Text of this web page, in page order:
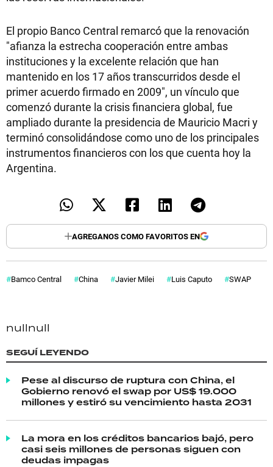
El propio Banco Central remarcó que la renovación
"afianza la estrecha cooperación entre ambas
instituciones y la excelente relación que han
mantenido en los 17 años transcurridos desde el
primer acuerdo firmado en 2009", un vínculo que
comenzó durante la crisis financiera global, fue
ampliado durante la presidencia de Mauricio Macri y
terminó consolidándose como uno de los principales
instrumentos financieros con los que cuenta hoy la
Argentina.
AGREGANOS COMO FAVORITOS EN
Bamco Central China Javier Milei Luis Caputo SWAP
nullnull
SEGUÍ LEYENDO
Pese al discurso de ruptura con China, el
Gobierno renovó el swap por US$ 19.000
millones y estiró su vencimiento hasta 2031
La mora en los créditos bancarios bajó, pero
casi seis millones de personas siguen con
deudas impagas